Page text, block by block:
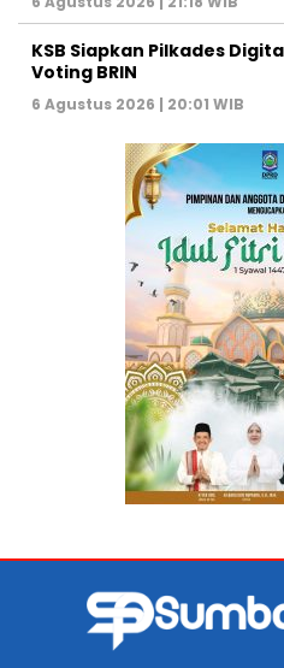
KSB Siapkan Pilkades
Voting BRIN
6 Agustus 2026 | 20:01 WIB